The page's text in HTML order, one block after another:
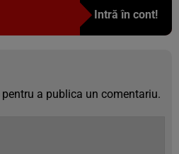
Intră în cont!
pentru a publica un comentariu.